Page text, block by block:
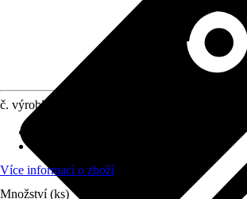
č. výrobku
Více informací o zboží
Množství (ks)